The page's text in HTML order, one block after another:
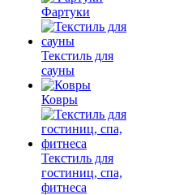
Фартуки
Текстиль для
сауны
Ковры
Текстиль для
гостиниц, спа,
фитнеса